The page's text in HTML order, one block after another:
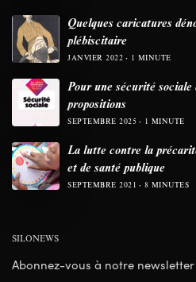
Quelques caricatures
plébiscitaire
JANVIER 2022 1 MINUTE
Pour une sécurité
propositions
SEPTEMBRE 2025 1 MINUTE
La lutte contre la
et de santé publique
SEPTEMBRE 2021 8 MINUTES
SILONEWS
Abonnez-vous à notre newsletter